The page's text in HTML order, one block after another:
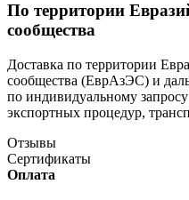
По территории
сообщества
Доставка по территории
сообщества (ЕврАзЭС) и
по индивидуальному
экспортных процедур,
Отзывы
Сертификаты
Оплата